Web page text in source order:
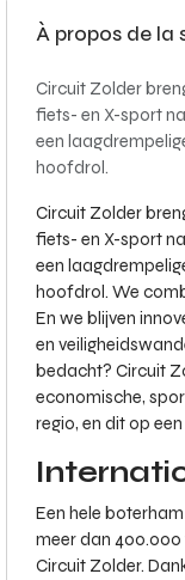
À propos de la
Circuit Zolder
fiets- en X-sport
een
hoofdrol.
Circuit Zolder
fiets- en X-sport
een
hoofdrol. We
En we blijven
en
bedacht? Circuit
economische,
regio, en dit op
Een hele
meer dan
Circuit Zolder.